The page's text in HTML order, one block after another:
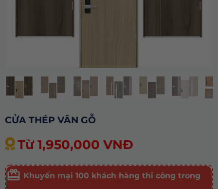
CỬA THÉP VÂN GỖ
Từ 1,950,000 VNĐ
Khuyến mại 100 khách hàng thi công trong